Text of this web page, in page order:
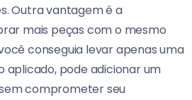
Outra vantagem é a
mais peças com o mesmo
conseguia levar apenas uma
aplicado, pode adicionar um
comprometer seu